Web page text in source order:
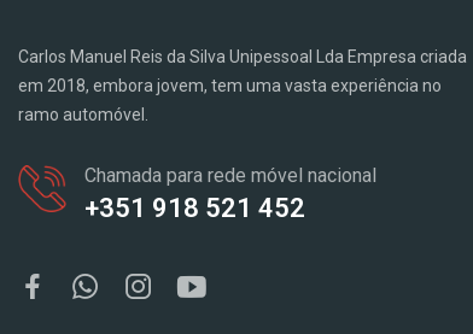
Carlos Manuel Reis da Silva Unipessoal Lda Empresa criada
em 2018, embora jovem, tem uma vasta experiência no
ramo automóvel.
Chamada para rede móvel nacional
+351 918 521 452